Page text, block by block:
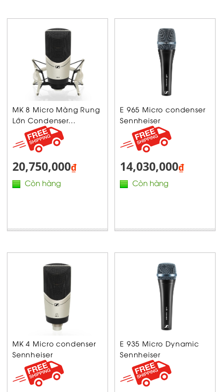
MK 8 Micro Màng Rung
Lớn Condenser...
20,750,000₫
Còn hàng
E 965 Micro condenser
Sennheiser
14,030,000₫
Còn hàng
MK 4 Micro condenser
Sennheiser
E 935 Micro Dynamic
Sennheiser